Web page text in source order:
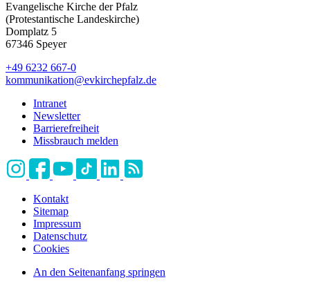
Evangelische Kirche der Pfalz
(Protestantische Landeskirche)
Domplatz 5
67346 Speyer
+49 6232 667-0
kommunikation@evkirchepfalz.de
Intranet
Newsletter
Barrierefreiheit
Missbrauch melden
Kontakt
Sitemap
Impressum
Datenschutz
Cookies
An den Seitenanfang springen